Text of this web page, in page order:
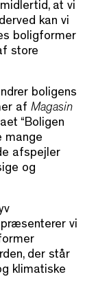
at vi
kan vi
boligformer
store
boligens
af Magasin
“Boligen
mange
afspejler
og
vi
der står
klimatiske